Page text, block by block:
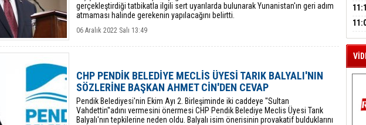
gerçekleştirdiği tatbikatla ilgili sert uyarılarda bulunarak Yunanistan'ın geri adım
atmaması halinde gerekenin yapılacağını belirtti.
06 Aralık 2022 Salı 13:49
CHP PENDİK BELEDİYE MECLİS ÜYESİ TARIK BALYALI'NIN
SÖZLERİNE BAŞKAN AHMET CİN'DEN CEVAP
Pendik Belediyesi'nin Ekim Ayı 2. Birleşiminde iki caddeye ''Sultan
Vahdettin''adını vermesini önermesi CHP Pendik Belediye Meclis Üyesi Tarık
Balyalı'nın tepkilerine neden oldu. Balyalı isim önerisinin provakatif bulduklarını